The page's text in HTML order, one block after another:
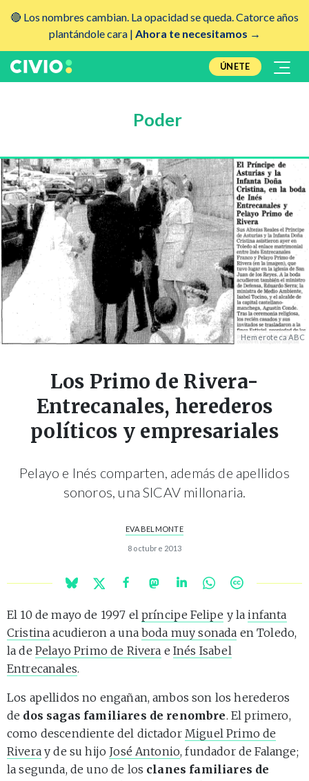
🔴 Los nombres cambian. La opacidad se queda. Catorce años
plantándole cara | Ahora te necesitamos →
ÚNETE
Poder
Hemeroteca ABC
Los Primo de Rivera-
Entrecanales, herederos
políticos y empresariales
Pelayo e Inés comparten, además de apellidos
sonoros, una SICAV millonaria.
EVA BELMONTE
8 octubre 2013
El 10 de mayo de 1997 elpríncipe Felipe y lainfanta
Cristina acudieron a unaboda muy sonada en Toledo,
la de Pelayo Primo de Rivera e Inés Isabel
Entrecanales.
Los apellidos no engañan, ambos son los herederos
de dos sagas familiares de renombre. El primero,
como descendiente del dictador Miguel Primo de
Riveray de su hijo José Antonio, fundador de Falange;
la segunda, de uno de los clanes familiares de